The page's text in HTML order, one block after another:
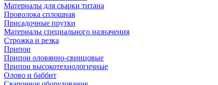
Материалы для сварки титана
Проволока сплошная
Присадочные прутки
Материалы специального назначения
Строжка и резка
Припои
Припои оловянно-свинцовые
Припои высокотехнологичные
Олово и баббит